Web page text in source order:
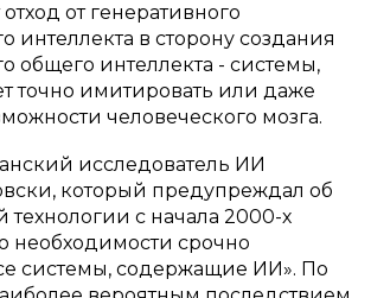
от генеративного
интеллекта в сторону создания
общего интеллекта - системы,
точно имитировать или даже
человеческого мозга.
исследователь ИИ
который предупреждал об
технологии с начала 2000-х
необходимости срочно
системы, содержащие ИИ». По